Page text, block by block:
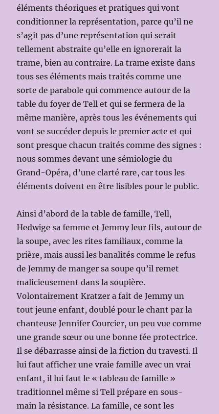
éléments théoriques et pratiques qui vont
conditionner la représentation, parce qu’il ne
s’agit pas d’une représentation qui serait
tellement abstraite qu’elle en ignorerait la
trame, bien au contraire. La trame existe dans
tous ses éléments mais traités comme une
sorte de parabole qui commence autour de la
table du foyer de Tell et qui se fermera de la
même manière, après tous les événements qui
vont se succéder depuis le premier acte et qui
sont presque chacun traités comme des signes :
nous sommes devant une sémiologie du
Grand-Opéra, d’une clarté rare, car tous les
éléments doivent en être lisibles pour le public.
Ainsi d’abord de la table de famille, Tell,
Hedwige sa femme et Jemmy leur fils, autour de
la soupe, avec les rites familiaux, comme la
prière, mais aussi les banalités comme le refus
de Jemmy de manger sa soupe qu’il remet
malicieusement dans la soupière.
Volontairement Kratzer a fait de Jemmy un
tout jeune enfant, doublé pour le chant par la
chanteuse Jennifer Courcier, un peu vue comme
une grande sœur ou une bonne fée protectrice.
Il se débarrasse ainsi de la fiction du travesti. Il
lui faut afficher une vraie famille avec un vrai
enfant, il lui faut le « tableau de famille »
traditionnel même si Tell prépare en sous-
main la résistance. La famille, ce sont les